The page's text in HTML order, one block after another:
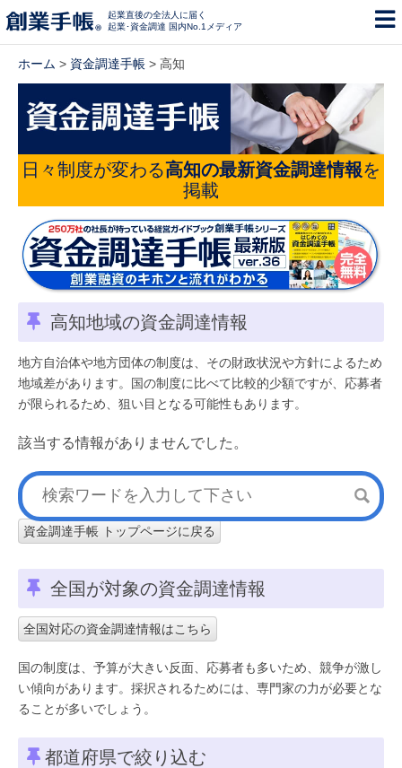
起業直後の全法人に届く
起業･資金調達 国内No.1メディア
ホーム > 資金調達手帳 > 高知
日々制度が変わる高知の最新資金調達情報を
掲載
高知地域の資金調達情報
地方自治体や地方団体の制度は、その財政状況や方針によるため
地域差があります。国の制度に比べて比較的少額ですが、応募者
が限られるため、狙い目となる可能性もあります。
該当する情報がありませんでした。
資金調達手帳 トップページに戻る
全国が対象の資金調達情報
全国対応の資金調達情報はこちら
国の制度は、予算が大きい反面、応募者も多いため、競争が激し
い傾向があります。採択されるためには、専門家の力が必要とな
ることが多いでしょう。
都道府県で絞り込む